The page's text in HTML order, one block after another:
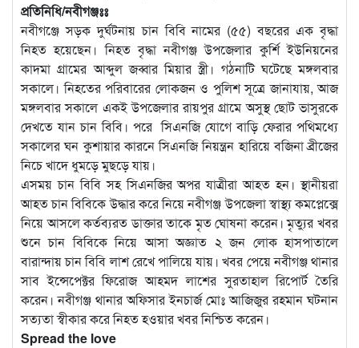
প্রতিনিধি/নবীগঞ্জঃঃ
নবীগঞ্জে সড়ক দুর্ঘটনায় চান বিবি নামের (৫৫) বছরের এক বৃদ্ধা
নিহত হয়েছেন। নিহত বৃদ্ধা নবীগঞ্জ উপজেলার কুর্শি ইউনিয়নের
কাদমা গ্রামের আব্দুল জব্বার মিয়ার স্ত্রী। গঠনাটি ঘটেছে মঙ্গলবার
সকালে। নিহতের পরিবারের লোকজন ও পুলিশ সূত্রে জানাযায়, আজ
মঙ্গলবার সকালে একই উপজেলার রায়পুর গ্রামে অসুস্থ ছোট ভাসুরকে
দেখতে যান চান বিবি। পরে সিএনজি যোগে বাড়ি ফেরার পথিমধ্যে
সকালের ঘন কুশায়ার কারনে সিএনজি নিয়ন্ত্রন হারিয়ে বজিনা ব্রীজের
নিচে খাদে ধুমড়ে মুছড়ে যায়।
এসময় চান বিবি সহ সিএনজির অপর যাত্রীরা আহত হন। স্থানীয়রা
আহত চান বিবিকে উদ্ধার করে নিয়ে নবীগঞ্জ উপজেলা স্বাস্থ্য কমপ্লেক্সে
নিয়ে আসলে কর্তব্যরত ডাক্তার তাকে মৃত ঘোষনা করেন। মৃত্যুর খবর
শুনে চান বিবিকে নিয়ে আসা অজ্ঞাত ২ জন লোক হাসপাতালে
বারান্দায় চান বিবি লাশ রেখে পালিয়ে যায়। খবর পেয়ে নবীগঞ্জ থানার
সাব ইন্সেপেক্টর ফিরোজ আহমদ লাশের সুরতাহাল রিপোর্ট তৈরি
করেন। নবীগঞ্জ থানার অফিসার ইনচার্জ মোঃ আজিজুর রহমান ঘটনান
সত্যতা স্বীকার করে নিহত হওয়ার খবর নিশ্চিত করেন।
Spread the love